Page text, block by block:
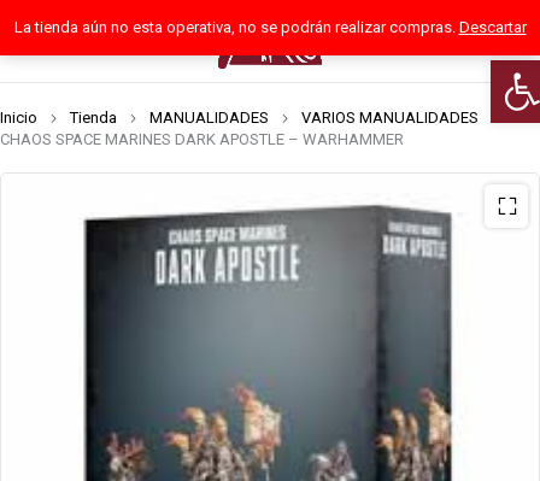
La tienda aún no esta operativa, no se podrán realizar compras. Descartar
0
Inicio Tienda MANUALIDADES
VARIOS MANUALIDADES
CHAOS SPACE MARINES DARK APOSTLE – WARHAMMER